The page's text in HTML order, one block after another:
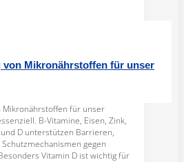
von Mikronährstoffen für unser
Mikronährstoffen für unser
B-Vitamine, Eisen, Zink,
D unterstützen Barrieren,
gegen
Vitamin D ist wichtig für